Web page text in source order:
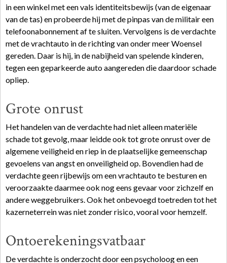
in een winkel met een vals identiteitsbewijs (van de eigenaar
van de tas) en probeerde hij met de pinpas van de militair een
telefoonabonnement af te sluiten. Vervolgens is de verdachte
met de vrachtauto in de richting van onder meer Woensel
gereden. Daar is hij, in de nabijheid van spelende kinderen,
tegen een geparkeerde auto aangereden die daardoor schade
opliep.
Grote onrust
Het handelen van de verdachte had niet alleen materiële
schade tot gevolg, maar leidde ook tot grote onrust over de
algemene veiligheid en riep in de plaatselijke gemeenschap
gevoelens van angst en onveiligheid op. Bovendien had de
verdachte geen rijbewijs om een vrachtauto te besturen en
veroorzaakte daarmee ook nog eens gevaar voor zichzelf en
andere weggebruikers. Ook het onbevoegd toetreden tot het
kazerneterrein was niet zonder risico, vooral voor hemzelf.
Ontoerekeningsvatbaar
De verdachte is onderzocht door een psycholoog en een